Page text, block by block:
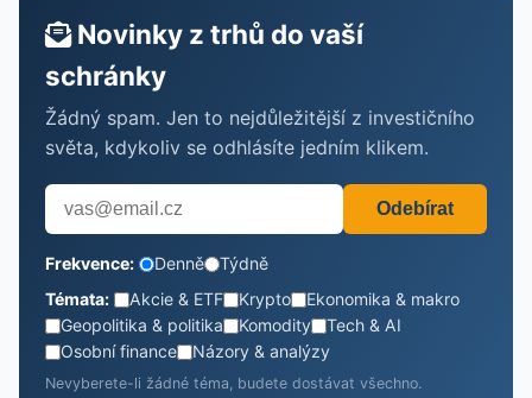
Novinky z trhů do vaší
schránky
Žádný spam. Jen to nejdůležitější z investičního
světa, kdykoliv se odhlásíte jedním klikem.
Odebírat
Frekvence: Denně
Týdně
Témata:
Akcie & ETF Krypto
Ekonomika & makro
Geopolitika & politika
Komodity
Tech & AI
Osobní finance
Názory & analýzy
Nevyberete-li žádné téma, budete dostávat všechno.